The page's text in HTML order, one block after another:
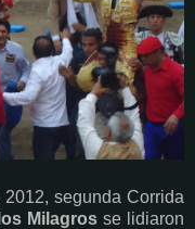
segunda Corrida
Milagrosse lidiaron